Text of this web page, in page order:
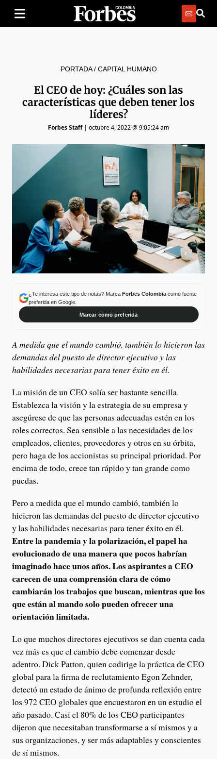
PORTADA/ CAPITAL HUMANO
El CEO de hoy: ¿Cuáles son las
características que deben tener los
líderes?
Forbes Staff| octubre 4, 2022 @ 9:05:24 am
¿Te interesa este tipo de notas? Marca Forbes Colombiacomo fuente
preferida en Google.
Marcar como preferida
A medida que el mundo cambió, también lo hicieron las
demandas del puesto de director ejecutivo y las
habilidades necesarias para tener éxito en él.
La misión de un CEO solía ser bastante sencilla.
Establezca la visión y la estrategia de su empresa y
asegúrese de que las personas adecuadas estén en los
roles correctos. Sea sensible a las necesidades de los
empleados, clientes, proveedores y otros en su órbita,
pero haga de los accionistas su principal prioridad. Por
encima de todo, crece tan rápido y tan grande como
puedas.
Pero a medida que el mundo cambió, también lo
hicieron las demandas del puesto de director ejecutivo
y las habilidades necesarias para tener éxito en él.
Entre la pandemia y la polarización, el papel ha
evolucionado de una manera que pocos habrían
imaginado hace unos años. Los aspirantes a CEO
carecen de una comprensión clara de cómo
cambiarán los trabajos que buscan, mientras que los
que están al mando solo pueden ofrecer una
orientación limitada.
Lo que muchos directores ejecutivos se dan cuenta cada
vez más es que el cambio debe comenzar desde
adentro. Dick Patton, quien codirige la práctica de CEO
global para la firma de reclutamiento Egon Zehnder,
detectó un estado de ánimo de profunda reflexión entre
los 972 CEO globales que encuestaron en un estudio el
año pasado. Casi el 80% de los CEO participantes
dijeron que necesitaban transformarse a sí mismos y a
sus organizaciones, y ser más adaptables y conscientes
de sí mismos.